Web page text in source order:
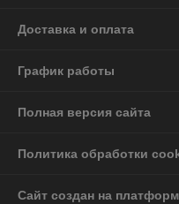
Доставка и оплата
График работы
Полная версия сайта
Политика обработки
Сайт создан на